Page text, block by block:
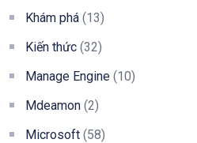
Khám phá (13)
Kiến thức (32)
Manage Engine (10)
Mdeamon (2)
Microsoft (58)